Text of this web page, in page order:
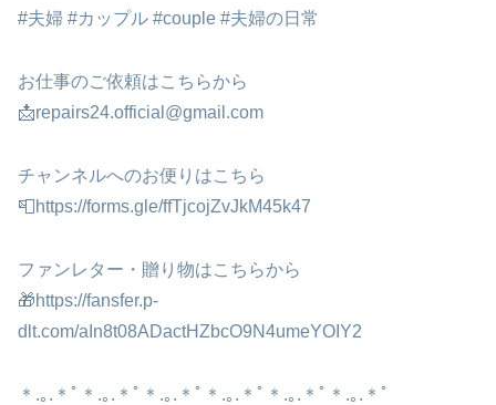
#夫婦 #カップル #couple #夫婦の日常
お仕事のご依頼はこちらから
📩repairs24.official@gmail.com
チャンネルへのお便りはこちら
📮https://forms.gle/ffTjcojZvJkM45k47
ファンレター・贈り物はこちらから
🎁https://fansfer.p-
dlt.com/aIn8t08ADactHZbcO9N4umeYOIY2
＊.｡.＊ﾟ＊.｡.＊ﾟ＊.｡.＊ﾟ＊.｡.＊ﾟ＊.｡.＊ﾟ＊.｡.＊ﾟ